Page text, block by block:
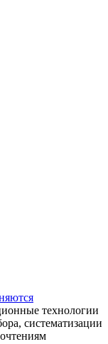
технологии
систематизации